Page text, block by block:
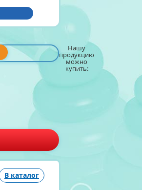
Нашу
продукцию
можно
купить:
В каталог